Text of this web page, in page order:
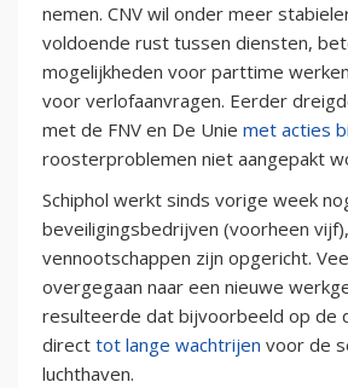
nemen. CNV wil onder meer
voldoende rust tussen diensten,
mogelijkheden voor parttime
voor verlofaanvragen. Eerder
met de FNV en De Unie met acties
roosterproblemen niet aangepakt
Schiphol werkt sinds vorige week
beveiligingsbedrijven (voorheen
vennootschappen zijn opgericht.
overgegaan naar een nieuwe
resulteerde dat bijvoorbeeld op de
direct tot lange wachtrijen voor de
luchthaven.